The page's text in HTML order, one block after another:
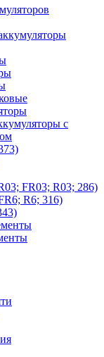
с
FR03; R03; 286)
R6; 316)